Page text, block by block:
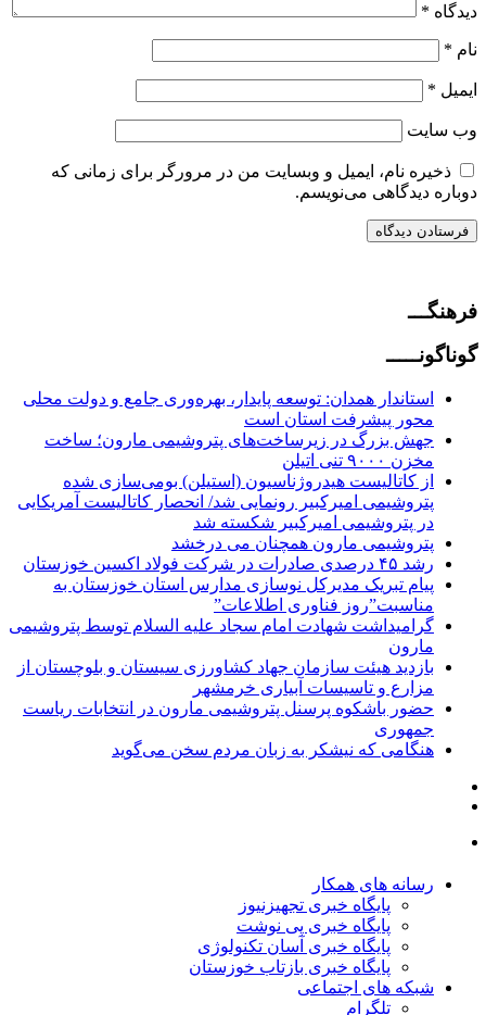
دیدگاه *
نام *
ایمیل *
وب‌ سایت
ذخیره نام، ایمیل و وبسایت من در مرورگر برای زمانی که
دوباره دیدگاهی می‌نویسم.
فرهنگـــ
گوناگونـــــ
استاندار همدان: توسعه پایدار، بهره‌وری جامع و دولت محلی
محور پیشرفت استان است
جهش بزرگ در زیرساخت‌های پتروشیمی مارون؛ ساخت
مخزن ۹۰۰۰ تنی اتیلن
از کاتالیست‌ هیدروژناسیون (استیلن) بومی‌سازی شده
پتروشیمی امیرکبیر رونمایی شد/ انحصار کاتالیست‌ آمریکایی
در پتروشیمی امیرکبیر شکسته شد
پتروشیمی مارون همچنان می درخشد
رشد ۴۵ درصدی صادرات در شرکت فولاد اکسین خوزستان
پیام تبریک مدیرکل نوسازی مدارس استان خوزستان به
مناسبت”روز فناوری اطلاعات”
گرامیداشت شهادت امام سجاد علیه السلام توسط پتروشیمی
مارون
بازدید هیئت سازمان جهاد کشاورزی سیستان و بلوچستان از
مزارع و تاسیسات آبیاری خرمشهر
حضور باشکوه پرسنل پتروشیمی مارون در انتخابات ریاست
جمهوری
هنگامی که نیشکر به زبان مردم سخن می‌گوید
رسانه های همکار
پایگاه خبری تجهیزنیوز
پایگاه خبری پی نوشت
پایگاه خبری آسان تکنولوژی
پایگاه خبری بازتاب خوزستان
شبکه های اجتماعی
تلگرام